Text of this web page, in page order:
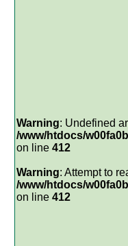
Warning: Undefined
/www/htdocs/
on line 412
Warning: Attempt to
/www/htdocs/
on line 412